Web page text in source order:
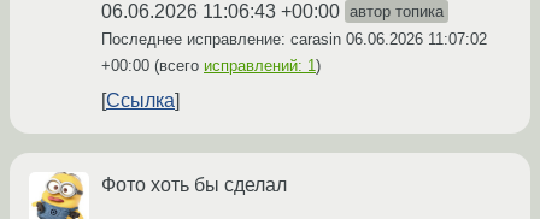
06.06.2026 11:06:43 +00:00 автор топика
Последнее исправление: carasin 06.06.2026 11:07:02
+00:00 (всего исправлений: 1)
Ссылка
Фото хоть бы сделал